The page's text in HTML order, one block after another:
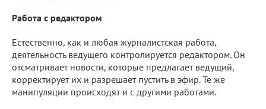
Работа с редактором
Естественно, как и любая журналистская работа,
деятельность ведущего контролируется редактором. Он
отсматривает новости, которые предлагает ведущий,
корректирует их и разрешает пустить в эфир. Те же
манипуляции происходят и с другими работами.